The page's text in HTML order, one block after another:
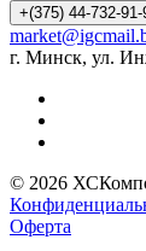
+(375) 44-732-91-
г. Минск, ул.
© 2026
Оферта